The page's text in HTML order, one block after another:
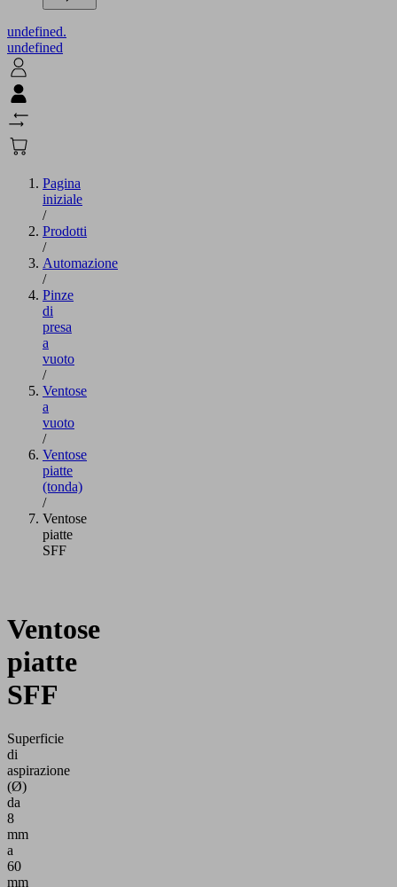
undefined.
undefined
Pagina
iniziale
/
Prodotti
/
Automazione
/
Pinze
di
presa
a
vuoto
/
Ventose
a
vuoto
/
Ventose
piatte
(tonda)
/
Ventose
piatte
SFF
Ventose
piatte
SFF
Superficie
di
aspirazione
(Ø)
da
8
mm
a
60
mm